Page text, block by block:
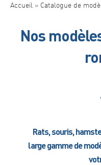
Accueil » Catalogue de
Nos
Rats, souris,
large gamme de